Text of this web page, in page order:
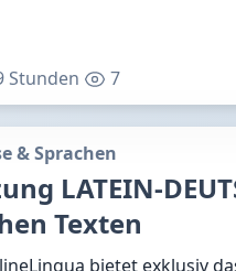
Stunden 7
& Sprachen
LATEIN-
Texten
bietet exklusiv